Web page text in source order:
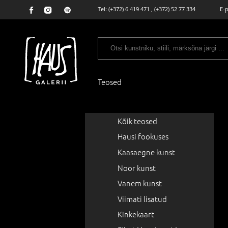
Tel: (+372) 6 419 471 , (+372) 52 77 334 E-
Teosed
Kõik teosed
Hausi fookuses
Kaasaegne kunst
Noor kunst
Vanem kunst
Viimati lisatud
Kinkekaart